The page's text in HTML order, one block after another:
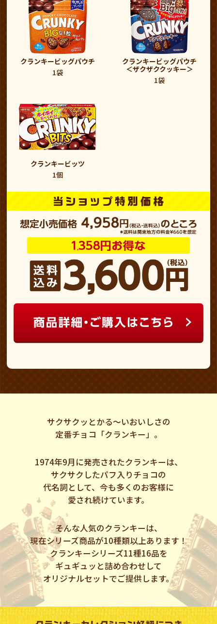
クランキービッグパウチ
1袋
クランキービッグパウチ
＜ザクザククッキー＞
1袋
クランキービッツ
1個
サクサクッとかる～いおいしさの
定番チョコ「クランキー」。
1974年9月に発売されたクランキーは、
サクサクしたパフ入りチョコの
代名詞として、今も多くのお客様に
愛され続けています。
そんな人気のクランキーは、
現在シリーズ商品が10種類以上あります！
クランキーシリーズ11種16品を
ギュギュッと詰め合わせして
オリジナルセットでご提供します。